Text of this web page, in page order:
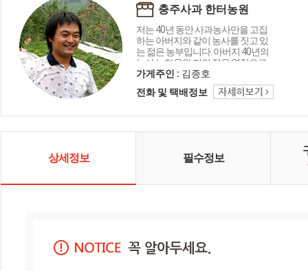
충주사과 한터농원
저는 40년 동안 사과농사만을 고집
하는 아버지와 같이 농사를 짓고 있
는 젊은 농부입니다. 아버지 40년의
농사 노하우와 저의 젊은 열정으로
최선을 다하여 사과를 키우고 있습
니다. 친환경 농법과 프로폴리스함
유의 기능성을 더한 깨끗하고 안전
가게주인 : 김종호
전화 및 택배정보
상세정보 필수정보